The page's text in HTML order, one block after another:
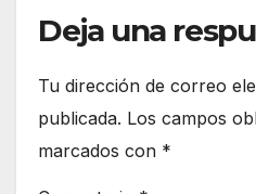
Deja una
Tu dirección de correo
publicada. Los campos
marcados con *